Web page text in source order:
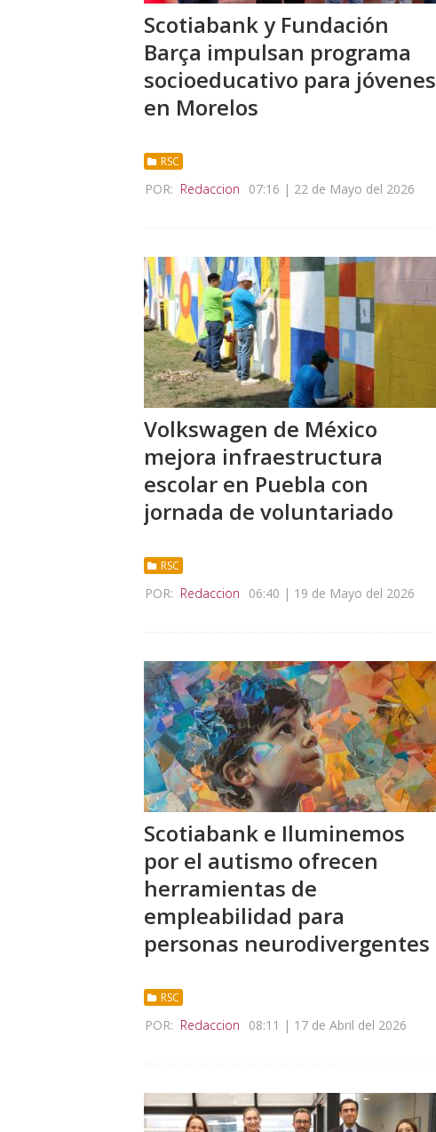
Scotiabank y Fundación
Barça impulsan programa
socioeducativo para jóvenes
en Morelos
RSC
POR: Redaccion 07:16 | 22 de Mayo del 2026
Volkswagen de México
mejora infraestructura
escolar en Puebla con
jornada de voluntariado
RSC
POR: Redaccion 06:40 | 19 de Mayo del 2026
Scotiabank e Iluminemos
por el autismo ofrecen
herramientas de
empleabilidad para
personas neurodivergentes
RSC
POR: Redaccion 08:11 | 17 de Abril del 2026